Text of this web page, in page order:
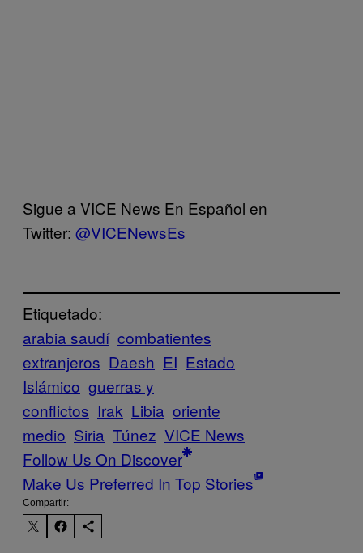
Sigue a VICE News En Español en
Twitter: @VICENewsEs
Etiquetado:
arabia saudí combatientes
extranjeros Daesh EI Estado
Islámico guerras y
conflictos Irak Libia oriente
medio Siria Túnez VICE News
Follow Us On Discover
Make Us Preferred In Top Stories
Compartir: